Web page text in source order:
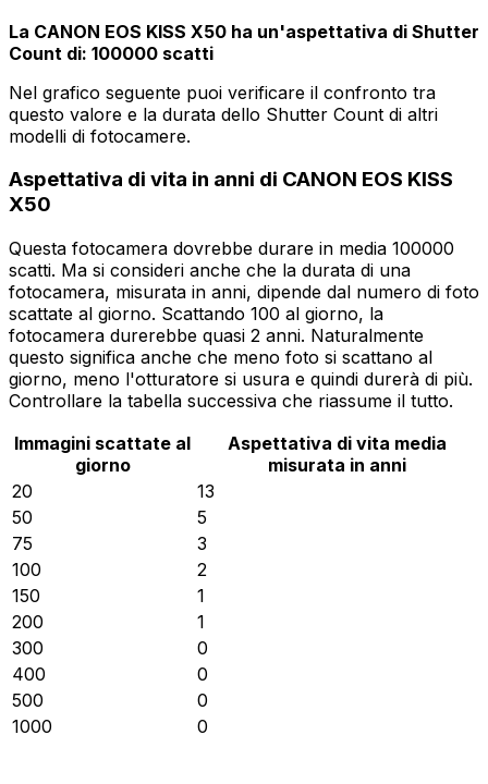
La CANON EOS KISS X50 ha un'aspettativa di Shutter
Count di: 100000 scatti
Nel grafico seguente puoi verificare il confronto tra
questo valore e la durata dello Shutter Count di altri
modelli di fotocamere.
Aspettativa di vita in anni di CANON EOS KISS
X50
Questa fotocamera dovrebbe durare in media 100000
scatti. Ma si consideri anche che la durata di una
fotocamera, misurata in anni, dipende dal numero di foto
scattate al giorno. Scattando 100 al giorno, la
fotocamera durerebbe quasi 2 anni. Naturalmente
questo significa anche che meno foto si scattano al
giorno, meno l'otturatore si usura e quindi durerà di più.
Controllare la tabella successiva che riassume il tutto.
Immagini scattate al
giorno
Aspettativa di vita media
misurata in anni
20
13
50
5
75
3
100
2
150
1
200
1
300
0
400
0
500
0
1000
0